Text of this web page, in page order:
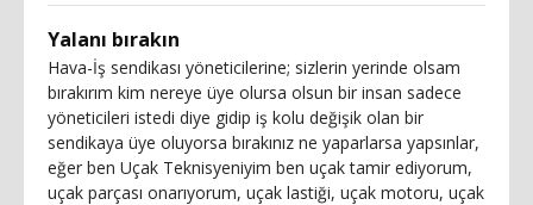
Yalanı bırakın
Hava-İş sendikası yöneticilerine; sizlerin yerinde olsam
bırakırım kim nereye üye olursa olsun bir insan sadece
yöneticileri istedi diye gidip iş kolu değişik olan bir
sendikaya üye oluyorsa bırakınız ne yaparlarsa yapsınlar,
eğer ben Uçak Teknisyeniyim ben uçak tamir ediyorum,
uçak parçası onarıyorum, uçak lastiği, uçak motoru, uçak